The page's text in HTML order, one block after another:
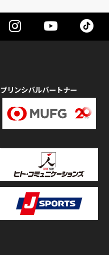
プリンシパルパートナー